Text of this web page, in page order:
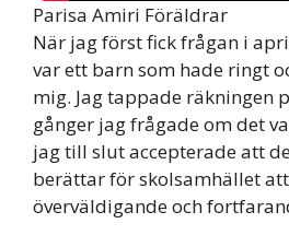
Parisa Amiri Föräldrar
När jag först fick frågan i
var ett barn som hade ringt
mig. Jag tappade räkningen
gånger jag frågade om det
jag till slut accepterade att
berättar för skolsamhället
överväldigande och